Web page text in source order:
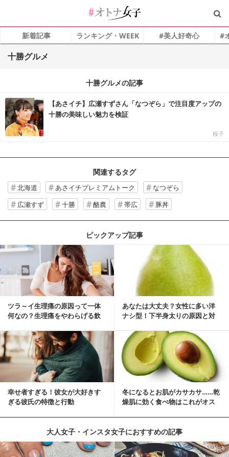
新着記事 ランキング・WEEK #美人好奇心 #
十勝グルメ
十勝グルメの記事
【あさイチ】広瀬すずさん「なつぞら」で注目度アップの
十勝の美味しい魅力を検証
桜子
関連するタグ
北海道 あさイチプレミアムトーク
なつぞら
広瀬すず
十勝 酪農 帯広 豚丼
ピックアップ記事
ツラ～イ生理痛の原因って一体
何なの？生理痛をやわらげる飲
あなたは大丈夫？女性に多い洋
ナシ型！下半身太りの原因と対
幸せ者すぎる！彼女が大好きす
ぎる彼氏の特徴と行動
冬になるとお肌がカサカサ……乾
燥肌に効く食べ物はこれがオス
大人女子・インスタ女子におすすめの記事